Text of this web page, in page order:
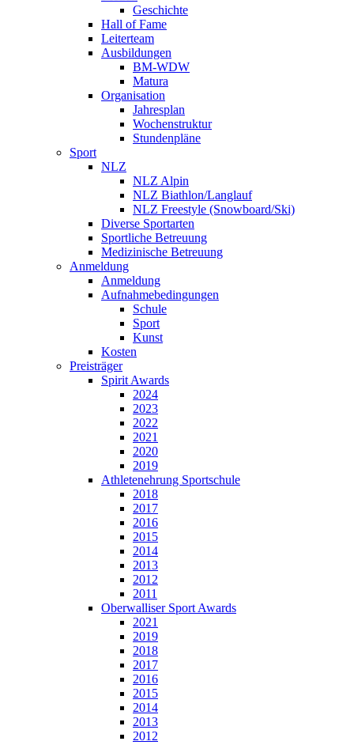
Geschichte
Hall of Fame
Leiterteam
Ausbildungen
BM-WDW
Matura
Organisation
Jahresplan
Wochenstruktur
Stundenpläne
Sport
NLZ
NLZ Alpin
NLZ Biathlon/Langlauf
NLZ Freestyle (Snowboard/Ski)
Diverse Sportarten
Sportliche Betreuung
Medizinische Betreuung
Anmeldung
Anmeldung
Aufnahmebedingungen
Schule
Sport
Kunst
Kosten
Preisträger
Spirit Awards
2024
2023
2022
2021
2020
2019
Athletenehrung Sportschule
2018
2017
2016
2015
2014
2013
2012
2011
Oberwalliser Sport Awards
2021
2019
2018
2017
2016
2015
2014
2013
2012